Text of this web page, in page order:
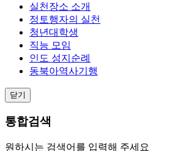
실천장소 소개
정토행자의 실천
청년대학생
직능 모임
인도 성지순례
동북아역사기행
닫기
통합검색
원하시는 검색어를 입력해 주세요